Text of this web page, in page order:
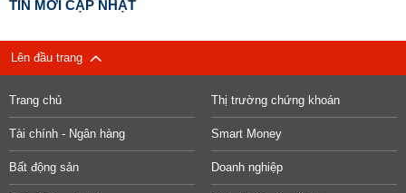
TIN MỚI CẬP NHẬT
Lên đầu trang
Trang chủ Thị trường chứng khoán
Tài chính - Ngân hàng Smart Money
Bất động sản Doanh nghiệp